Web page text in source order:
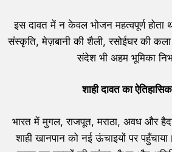
इस दावत में न केवल भोजन महत्वपूर्ण होता
संस्कृति, मेज़बानी की शैली, रसोईघर की
संदेश भी अहम भूमिका
शाही दावत का
भारत में मुगल, राजपूत, मराठा, अवध और
शाही खानपान को नई ऊंचाइयों पर